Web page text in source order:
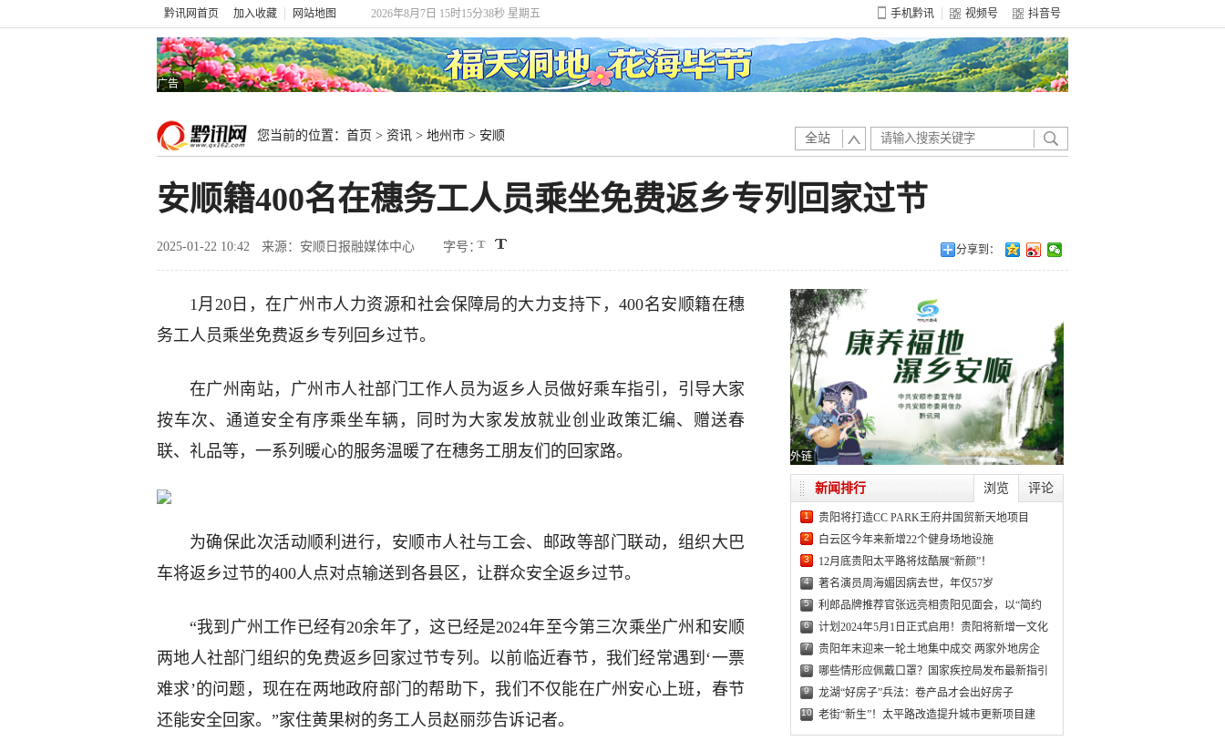
黔讯网首页 加入收藏 网站地图 2026年8月7日 15时15分38秒 星期五 手机黔讯 视频号 抖音号
广告
您当前的位置： 首页 > 资讯 > 地州市 > 安顺 全站
安顺籍400名在穗务工人员乘坐免费返乡专列回家过节
2025-01-22 10:42 来源：安顺日报融媒体中心 字号： 分享到：
1月20日，在广州市人力资源和社会保障局的大力支持下，400名安顺籍在穗
务工人员乘坐免费返乡专列回乡过节。
在广州南站，广州市人社部门工作人员为返乡人员做好乘车指引，引导大家
按车次、通道安全有序乘坐车辆，同时为大家发放就业创业政策汇编、赠送春
联、礼品等，一系列暖心的服务温暖了在穗务工朋友们的回家路。
为确保此次活动顺利进行，安顺市人社与工会、邮政等部门联动，组织大巴
车将返乡过节的400人点对点输送到各县区，让群众安全返乡过节。
“我到广州工作已经有20余年了，这已经是2024年至今第三次乘坐广州和安顺
两地人社部门组织的免费返乡回家过节专列。以前临近春节，我们经常遇到‘一票
难求’的问题，现在在两地政府部门的帮助下，我们不仅能在广州安心上班，春节
还能安全回家。”家住黄果树的务工人员赵丽莎告诉记者。
外链
浏览 评论
新闻排行
1 贵阳将打造CC PARK王府井国贸新天地项目
2 白云区今年来新增22个健身场地设施
3 12月底贵阳太平路将炫酷展“新颜”！
4 著名演员周海媚因病去世，年仅57岁
5 利郎品牌推荐官张远亮相贵阳见面会，以“简约
6 计划2024年5月1日正式启用！贵阳将新增一文化
7 贵阳年末迎来一轮土地集中成交 两家外地房企
8 哪些情形应佩戴口罩？国家疾控局发布最新指引
9 龙湖“好房子”兵法：卷产品才会出好房子
10 老街“新生”！太平路改造提升城市更新项目建